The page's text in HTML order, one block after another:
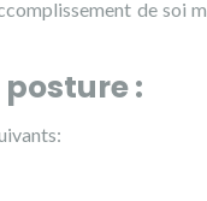
de soi
: